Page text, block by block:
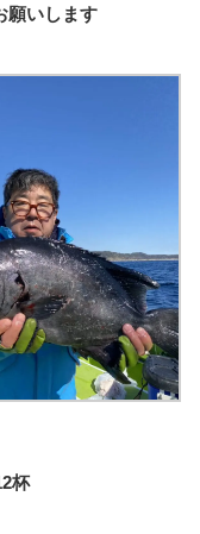
願いします
杯